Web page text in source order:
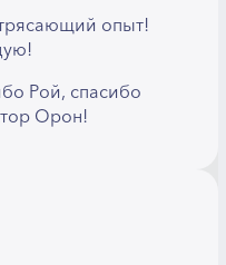
опыт!
Рой, спасибо
Орон!